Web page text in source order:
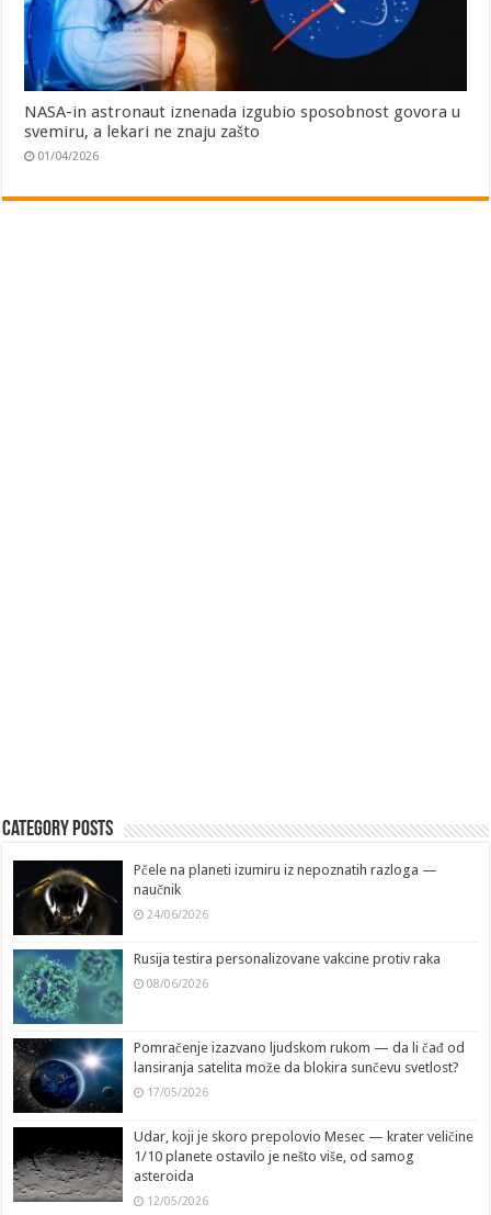
NASA-in astronaut iznenada izgubio sposobnost govora u
svemiru, a lekari ne znaju zašto
01/04/2026
Category Posts
Pčele na planeti izumiru iz nepoznatih razloga —
naučnik
24/06/2026
Rusija testira personalizovane vakcine protiv raka
08/06/2026
Pomračenje izazvano ljudskom rukom — da li čađ od
lansiranja satelita može da blokira sunčevu svetlost?
17/05/2026
Udar, koji je skoro prepolovio Mesec — krater veličine
1/10 planete ostavilo je nešto više, od samog
asteroida
12/05/2026